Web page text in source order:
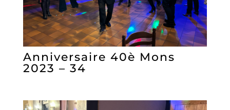
Anniversaire 40è Mons
2023 – 34